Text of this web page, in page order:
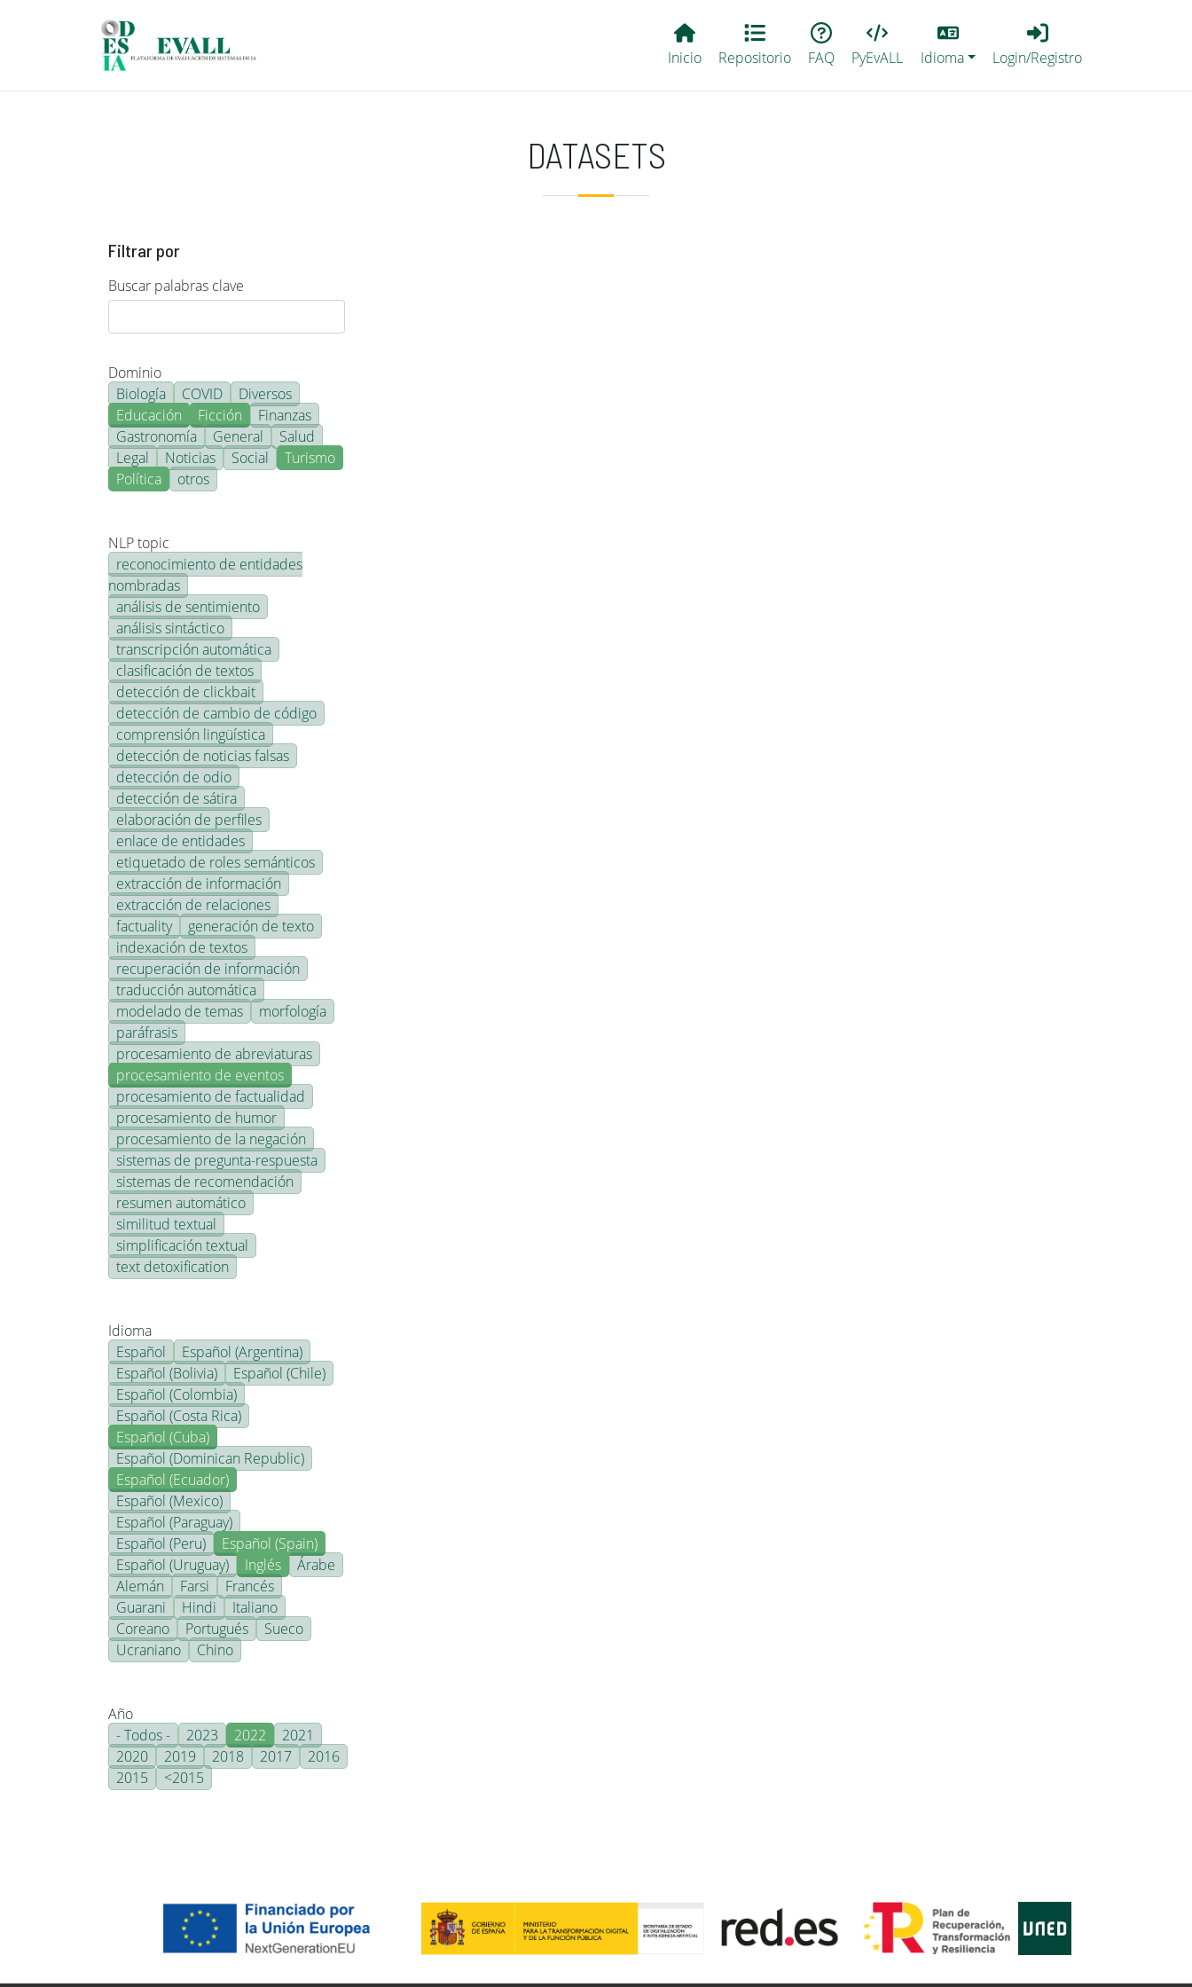
Main EvALL
Inicio Repositorio FAQ PyEvALL
Lang
Idioma
Login_Registro
Login/Registro
DATASETS
Filtrar por
Buscar palabras clave
Dominio
Biología
COVID
Diversos
Educación
Ficción
Finanzas
Gastronomía
General
Salud
Legal
Noticias Social
Turismo
Política
otros
NLP topic
reconocimiento de entidades
nombradas
análisis de sentimiento
análisis sintáctico
transcripción automática
clasificación de textos
detección de clickbait
detección de cambio de código
comprensión lingüística
detección de noticias falsas
detección de odio
detección de sátira
elaboración de perfiles
enlace de entidades
etiquetado de roles semánticos
extracción de información
extracción de relaciones
factuality
generación de texto
indexación de textos
recuperación de información
traducción automática
modelado de temas
morfología
paráfrasis
procesamiento de abreviaturas
procesamiento de eventos
procesamiento de factualidad
procesamiento de humor
procesamiento de la negación
sistemas de pregunta-respuesta
sistemas de recomendación
resumen automático
similitud textual
simplificación textual
text detoxification
Idioma
Español
Español (Argentina)
Español (Bolivia)
Español (Chile)
Español (Colombia)
Español (Costa Rica)
Español (Cuba)
Español (Dominican Republic)
Español (Ecuador)
Español (Mexico)
Español (Paraguay)
Español (Peru)
Español (Spain)
Español (Uruguay)
Inglés
Árabe
Alemán
Farsi
Francés
Guarani
Hindi
Italiano
Coreano
Portugués
Sueco
Ucraniano
Chino
Año
- Todos -
2023 2022
2021
2020
2019 2018 2017
2016
2015
<2015